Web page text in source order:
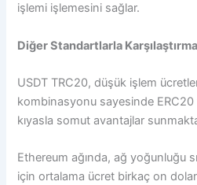
işlemi işlemesini sağlar.
Diğer Standartlarla Karşılaştırma
USDT TRC20, düşük işlem
kombinasyonu sayesinde ERC20
kıyasla somut avantajlar
Ethereum ağında, ağ yoğunluğu
için ortalama ücret birkaç on